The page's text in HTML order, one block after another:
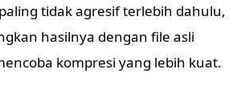
tidak agresif terlebih dahulu,
hasilnya dengan file asli
kompresi yang lebih kuat.